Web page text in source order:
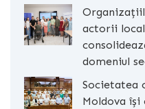
actorii
domeniul
Societatea
Moldova își